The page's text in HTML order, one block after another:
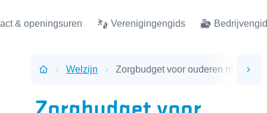
& openingsuren Verenigingengids
Startpagina
Welzijn Zorgbudget voor ouderen met een